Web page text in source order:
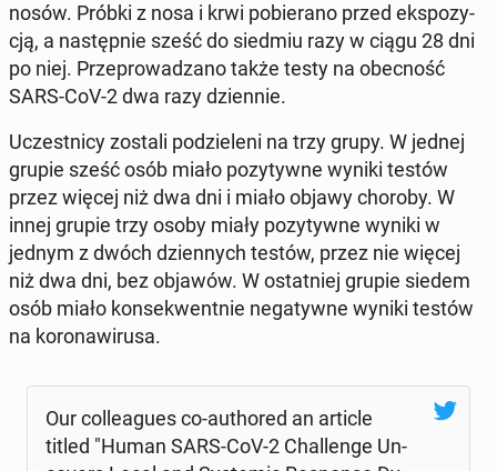
nosów. Próbki z nosa i krwi po­bie­ra­no przed eks­po­zy­
cją, a na­stęp­nie sześć do siedmiu razy w ciągu 28 dni
po niej. Prze­pro­wa­dza­no także testy na obec­ność
SARS-CoV-2 dwa razy dzien­nie.
Uczest­ni­cy zostali po­dzie­le­ni na trzy grupy. W jednej
grupie sześć osób miało po­zy­tyw­ne wyniki testów
przez więcej niż dwa dni i miało objawy choroby. W
innej grupie trzy osoby miały po­zy­tyw­ne wyniki w
jednym z dwóch dzien­nych testów, przez nie więcej
niż dwa dni, bez objawów. W ostat­niej grupie siedem
osób miało kon­se­kwent­nie ne­ga­tyw­ne wyniki testów
na ko­ro­na­wi­ru­sa.
Our col­le­agu­es co-au­tho­red an article
titled "Human SARS-CoV-2 Chal­len­ge Un­